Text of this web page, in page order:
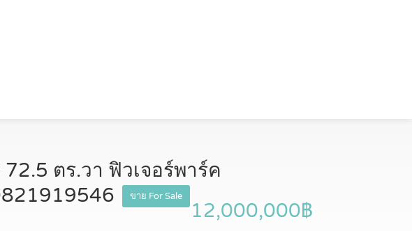
ตร.วา ฟิวเจอร์พาร์ค
ขาย For Sale
12,000,000฿